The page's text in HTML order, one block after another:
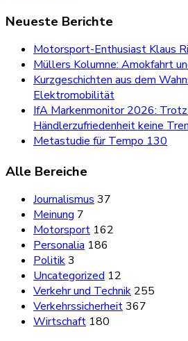
Neueste Berichte
Motorsport-Enthusiast Klaus
Müllers Kolumne: Amokfahrt
Kurzgeschichten aus dem
Elektromobilität
IfA Markenmonitor 2026:
Händlerzufriedenheit keine
Metastudie für Tempo 130
Alle Bereiche
Journalismus 37
Meinung 7
Motorsport 162
Personalia 186
Politik3
Uncategorized 12
Verkehr und Technik 255
Verkehrssicherheit367
Wirtschaft 180